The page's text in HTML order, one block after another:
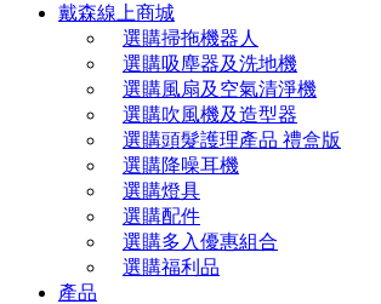
戴森線上商城
選購掃拖機器人
選購吸塵器及洗地機
選購風扇及空氣清淨機
選購吹風機及造型器
選購頭髮護理產品 禮盒版
選購降噪耳機
選購燈具
選購配件
選購多入優惠組合
選購福利品
產品